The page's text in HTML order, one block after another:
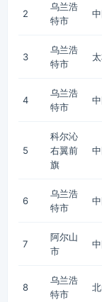
2
乌兰浩
特市
3
乌兰浩
特市
4
乌兰浩
特市
5
科尔沁
右翼前
旗
6
乌兰浩
特市
7
阿尔山
市
8
乌兰浩
特市